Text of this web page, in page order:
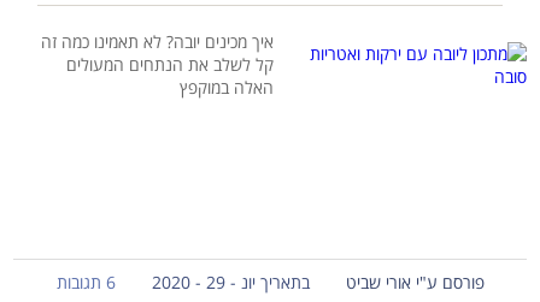
איך מכינים יובה? לא תאמינו כמה זה
קל לשלב את הנתחים המעולים
האלה במוקפץ
פורסם ע"י אורי שביט בתאריך יונ - 29 - 2020
6 תגובות